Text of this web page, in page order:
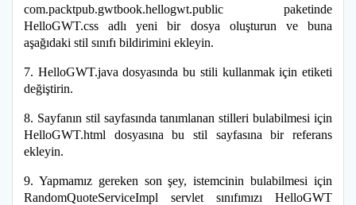
com.packtpub.gwtbook.hellogwt.public paketinde
HelloGWT.css adlı yeni bir dosya oluşturun ve buna
aşağıdaki stil sınıfı bildirimini ekleyin.
7. HelloGWT.java dosyasında bu stili kullanmak için etiketi
değiştirin.
8. Sayfanın stil sayfasında tanımlanan stilleri bulabilmesi için
HelloGWT.html dosyasına bu stil sayfasına bir referans
ekleyin.
9. Yapmamız gereken son şey, istemcinin bulabilmesi için
RandomQuoteServiceImpl servlet sınıfımızı HelloGWT